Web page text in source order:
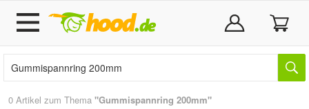
0 Artikel zum Thema "Gummispannring 200mm"